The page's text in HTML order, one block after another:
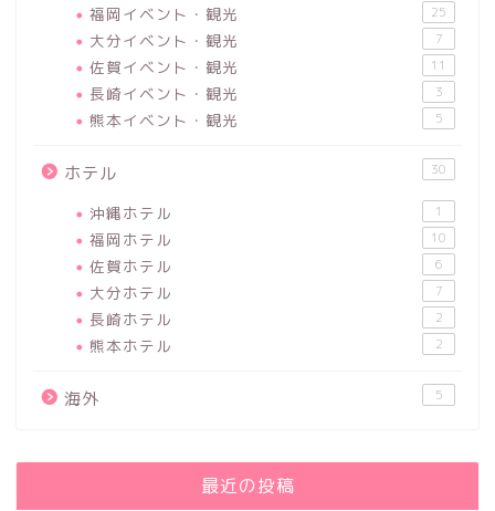
福岡イベント・観光 25
大分イベント・観光 7
佐賀イベント・観光 11
長崎イベント・観光 3
熊本イベント・観光 5
ホテル 30
沖縄ホテル 1
福岡ホテル 10
佐賀ホテル 6
大分ホテル 7
長崎ホテル 2
熊本ホテル 2
海外 5
最近の投稿